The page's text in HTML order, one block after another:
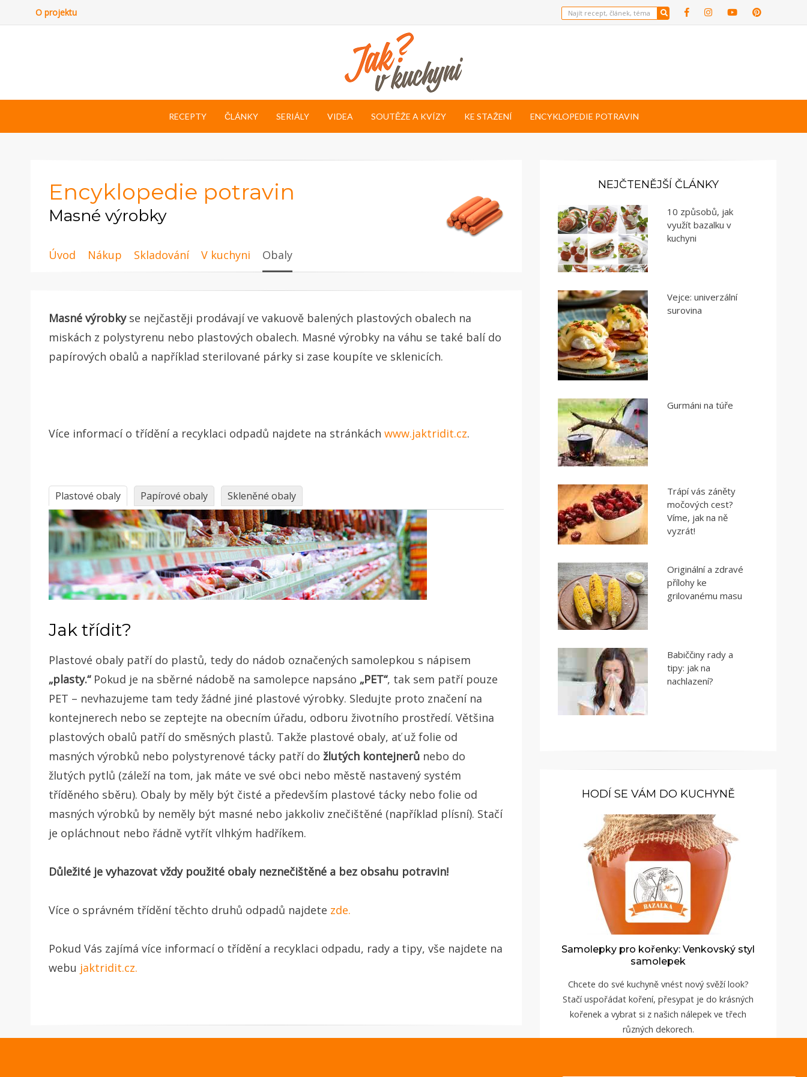
O projektu
RECEPTY ČLÁNKY SERIÁLY VIDEA SOUTĚŽE A KVÍZY KE STAŽENÍ ENCYKLOPEDIE POTRAVIN
Encyklopedie potravin
Masné výrobky
Úvod Nákup Skladování V kuchyni Obaly
Masné výrobkyse nejčastěji prodávají ve vakuově balených plastových obalech na
miskách z polystyrenu nebo plastových obalech. Masné výrobky na váhu se také balí do
papírových obalů a například sterilované párky si zase koupíte ve sklenicích.
Více informací o třídění a recyklaci odpadů najdete na stránkách www.jaktridit.cz.
Plastové obaly Papírové obaly Skleněné obaly
Jak třídit?
Plastové obaly patří do plastů, tedy do nádob označených samolepkou s nápisem
„plasty.“Pokud je na sběrné nádobě na samolepce napsáno „PET“, tak sem patří pouze
PET – nevhazujeme tam tedy žádné jiné plastové výrobky. Sledujte proto značení na
kontejnerech nebo se zeptejte na obecním úřadu, odboru životního prostředí. Většina
plastových obalů patří do směsných plastů. Takže plastové obaly, ať už folie od
masných výrobků nebo polystyrenové tácky patří do žlutých kontejnerů nebo do
žlutých pytlů (záleží na tom, jak máte ve své obci nebo městě nastavený systém
tříděného sběru). Obaly by měly být čisté a především plastové tácky nebo folie od
masných výrobků by neměly být masné nebo jakkoliv znečištěné (například plísní). Stačí
je opláchnout nebo řádně vytřít vlhkým hadříkem.
Důležité je vyhazovat vždy použité obaly neznečištěné a bez obsahu potravin!
Více o správném třídění těchto druhů odpadů najdete zde.
Pokud Vás zajímá více informací o třídění a recyklaci odpadu, rady a tipy, vše najdete na
webu jaktridit.cz.
NEJČTENĚJŠÍ ČLÁNKY
10 způsobů, jak
využít bazalku v
kuchyni
Vejce: univerzální
surovina
Gurmáni na túře
Trápí vás záněty
močových cest?
Víme, jak na ně
vyzrát!
Originální a zdravé
přílohy ke
grilovanému masu
Babiččiny rady a
tipy: jak na
nachlazení?
HODÍ SE VÁM DO KUCHYNĚ
Samolepky pro kořenky: Venkovský styl
samolepek
Chcete do své kuchyně vnést nový svěží look?
Stačí uspořádat koření, přesypat je do krásných
kořenek a vybrat si z našich nálepek ve třech
různých dekorech.